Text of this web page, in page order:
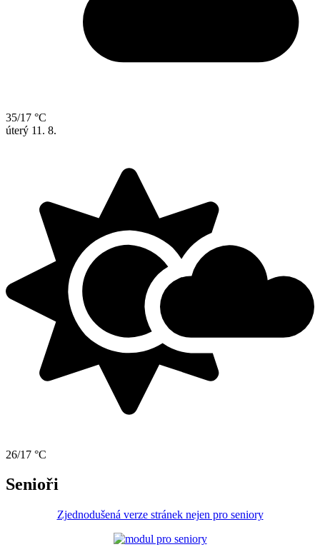
35/17 °C
úterý 11. 8.
26/17 °C
Senioři
Zjednodušená verze stránek nejen pro seniory